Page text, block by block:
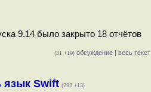
9.14 было закрыто 18 отчётов
(31 +19) обсуждение | весь текст
язык Swift (293 +13)